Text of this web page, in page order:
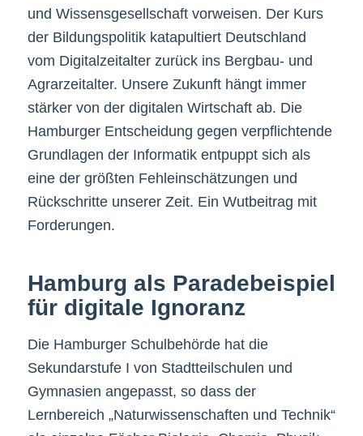
und Wissensgesellschaft vorweisen. Der Kurs
der Bildungspolitik katapultiert Deutschland
vom Digitalzeitalter zurück ins Bergbau- und
Agrarzeitalter. Unsere Zukunft hängt immer
stärker von der digitalen Wirtschaft ab. Die
Hamburger Entscheidung gegen verpflichtende
Grundlagen der Informatik entpuppt sich als
eine der größten Fehleinschätzungen und
Rückschritte unserer Zeit. Ein Wutbeitrag mit
Forderungen.
Hamburg als Paradebeispiel
für digitale Ignoranz
Die Hamburger Schulbehörde hat die
Sekundarstufe I von Stadtteilschulen und
Gymnasien angepasst, so dass der
Lernbereich „Naturwissenschaften und Technik“